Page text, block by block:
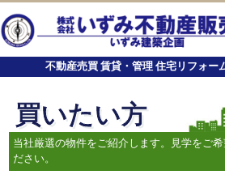
不動産売買 賃貸・管理 住宅リフォー
買いたい方
当社厳選の物件をご紹介します。見学をご
ださい。